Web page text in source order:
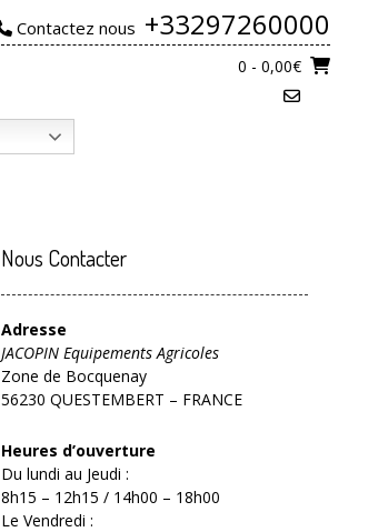
Contactez nous +33297260000
0 - 0,00€
Nous Contacter
Adresse
JACOPIN Equipements Agricoles
Zone de Bocquenay
56230 QUESTEMBERT – FRANCE
Heures d’ouverture
Du lundi au Jeudi :
8h15 – 12h15 / 14h00 – 18h00
Le Vendredi :